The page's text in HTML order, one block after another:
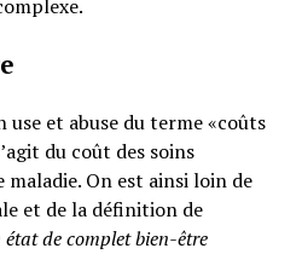
use et abuse du terme «coûts
du coût des soins
maladie. On est ainsi loin de
et de la définition de
état de complet bien-être